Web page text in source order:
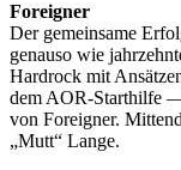
Foreigner
Der gemeinsame
genauso wie
Hardrock mit
dem AOR-Starthilfe
von Foreigner.
„Mutt“ Lange.